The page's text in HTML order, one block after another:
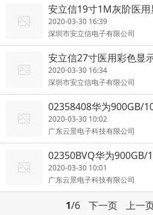
安立信19寸1M灰阶医
器
2020-03-30 16:39
深圳市安立信电子有限公司
安立信27寸医用彩色显
2020-03-30 16:34
深圳市安立信电子有限公司
02358408华为900GB/
2020-03-30 10:02
广东云景电子科技有限公司
02350BVQ华为900GB/
2020-03-30 10:01
广东云景电子科技有限公司
1/6 下一页 上一